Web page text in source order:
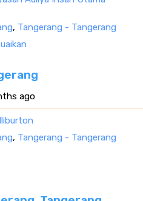
, Tangerang - Tangerang
ago
, Tangerang - Tangerang